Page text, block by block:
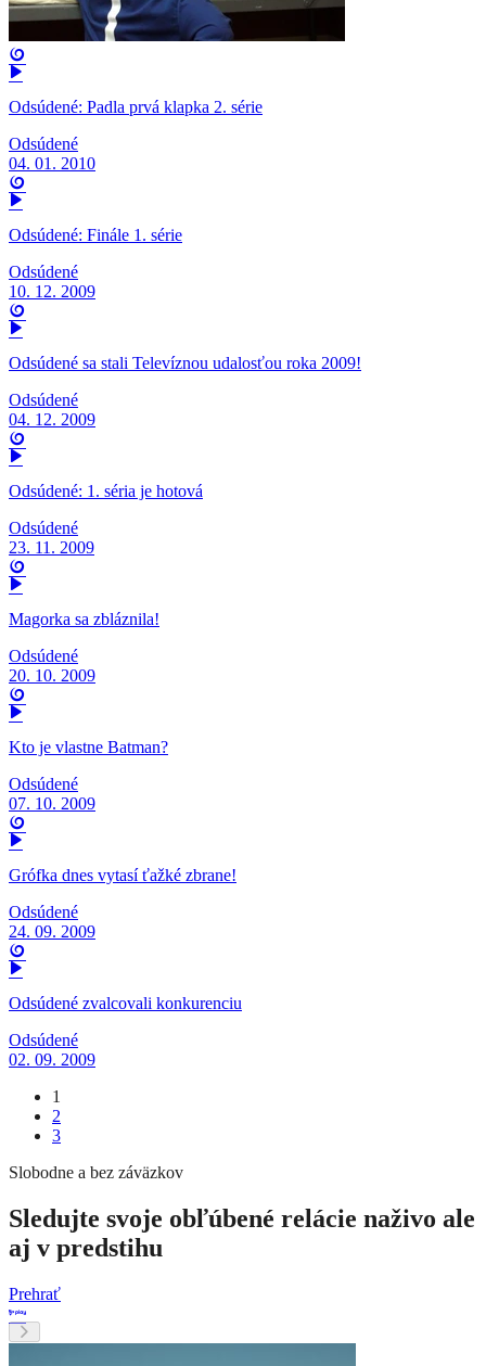
Odsúdené: Padla prvá klapka 2. série
Odsúdené
04. 01. 2010
Odsúdené: Finále 1. série
Odsúdené
10. 12. 2009
Odsúdené sa stali Televíznou udalosťou roka 2009!
Odsúdené
04. 12. 2009
Odsúdené: 1. séria je hotová
Odsúdené
23. 11. 2009
Magorka sa zbláznila!
Odsúdené
20. 10. 2009
Kto je vlastne Batman?
Odsúdené
07. 10. 2009
Grófka dnes vytasí ťažké zbrane!
Odsúdené
24. 09. 2009
Odsúdené zvalcovali konkurenciu
Odsúdené
02. 09. 2009
1
2
3
Slobodne a bez záväzkov
Sledujte svoje obľúbené relácie naživo ale
aj v predstihu
Prehrať